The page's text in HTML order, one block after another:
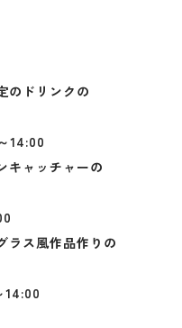
のドリンクの
14:00
キャッチャーの
ラス風作品作りの